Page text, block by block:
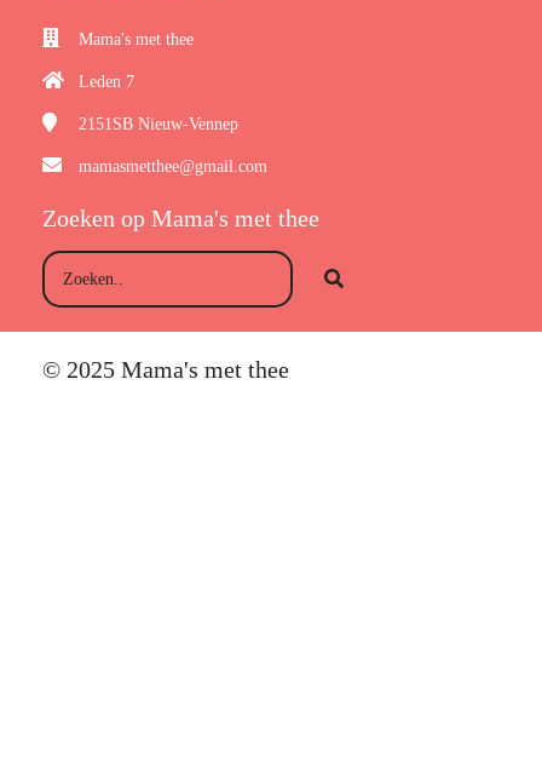
Mama's met thee
Leden 7
2151SB Nieuw-Vennep
mamasmetthee@gmail.com
Zoeken op Mama's met thee
© 2025 Mama's met thee